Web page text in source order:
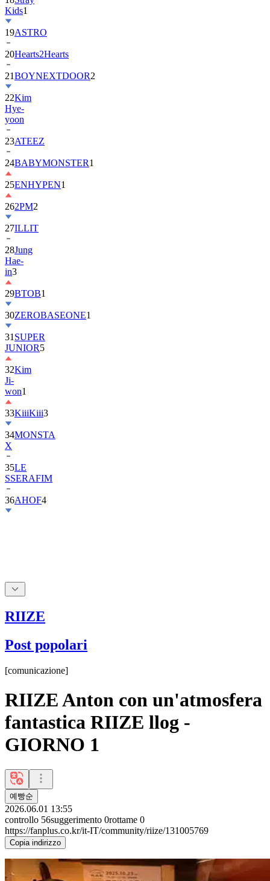
Kids1
19ASTRO
20Hearts2Hearts
21BOYNEXTDOOR2
22Kim
Hye-
yoon
23ATEEZ
24BABYMONSTER1
25ENHYPEN1
262PM2
27ILLIT
28Jung
Hae-
in3
29BTOB1
30ZEROBASEONE1
31 SUPER
JUNIOR5
32Kim
Ji-
won1
33KiiiKiii3
34MONSTA
X
35LE
SSERAFIM
36AHOF4
RIIZE
Post popolari
[comunicazione]
RIIZE Anton con un'atmosfera
fantastica RIIZE llog -
GIORNO 1
예빵순
2026.06.01 13:55
controllo 56suggerimento 0rottame 0
https://fanplus.co.kr/it-IT/community/riize/131005769
Copia indirizzo